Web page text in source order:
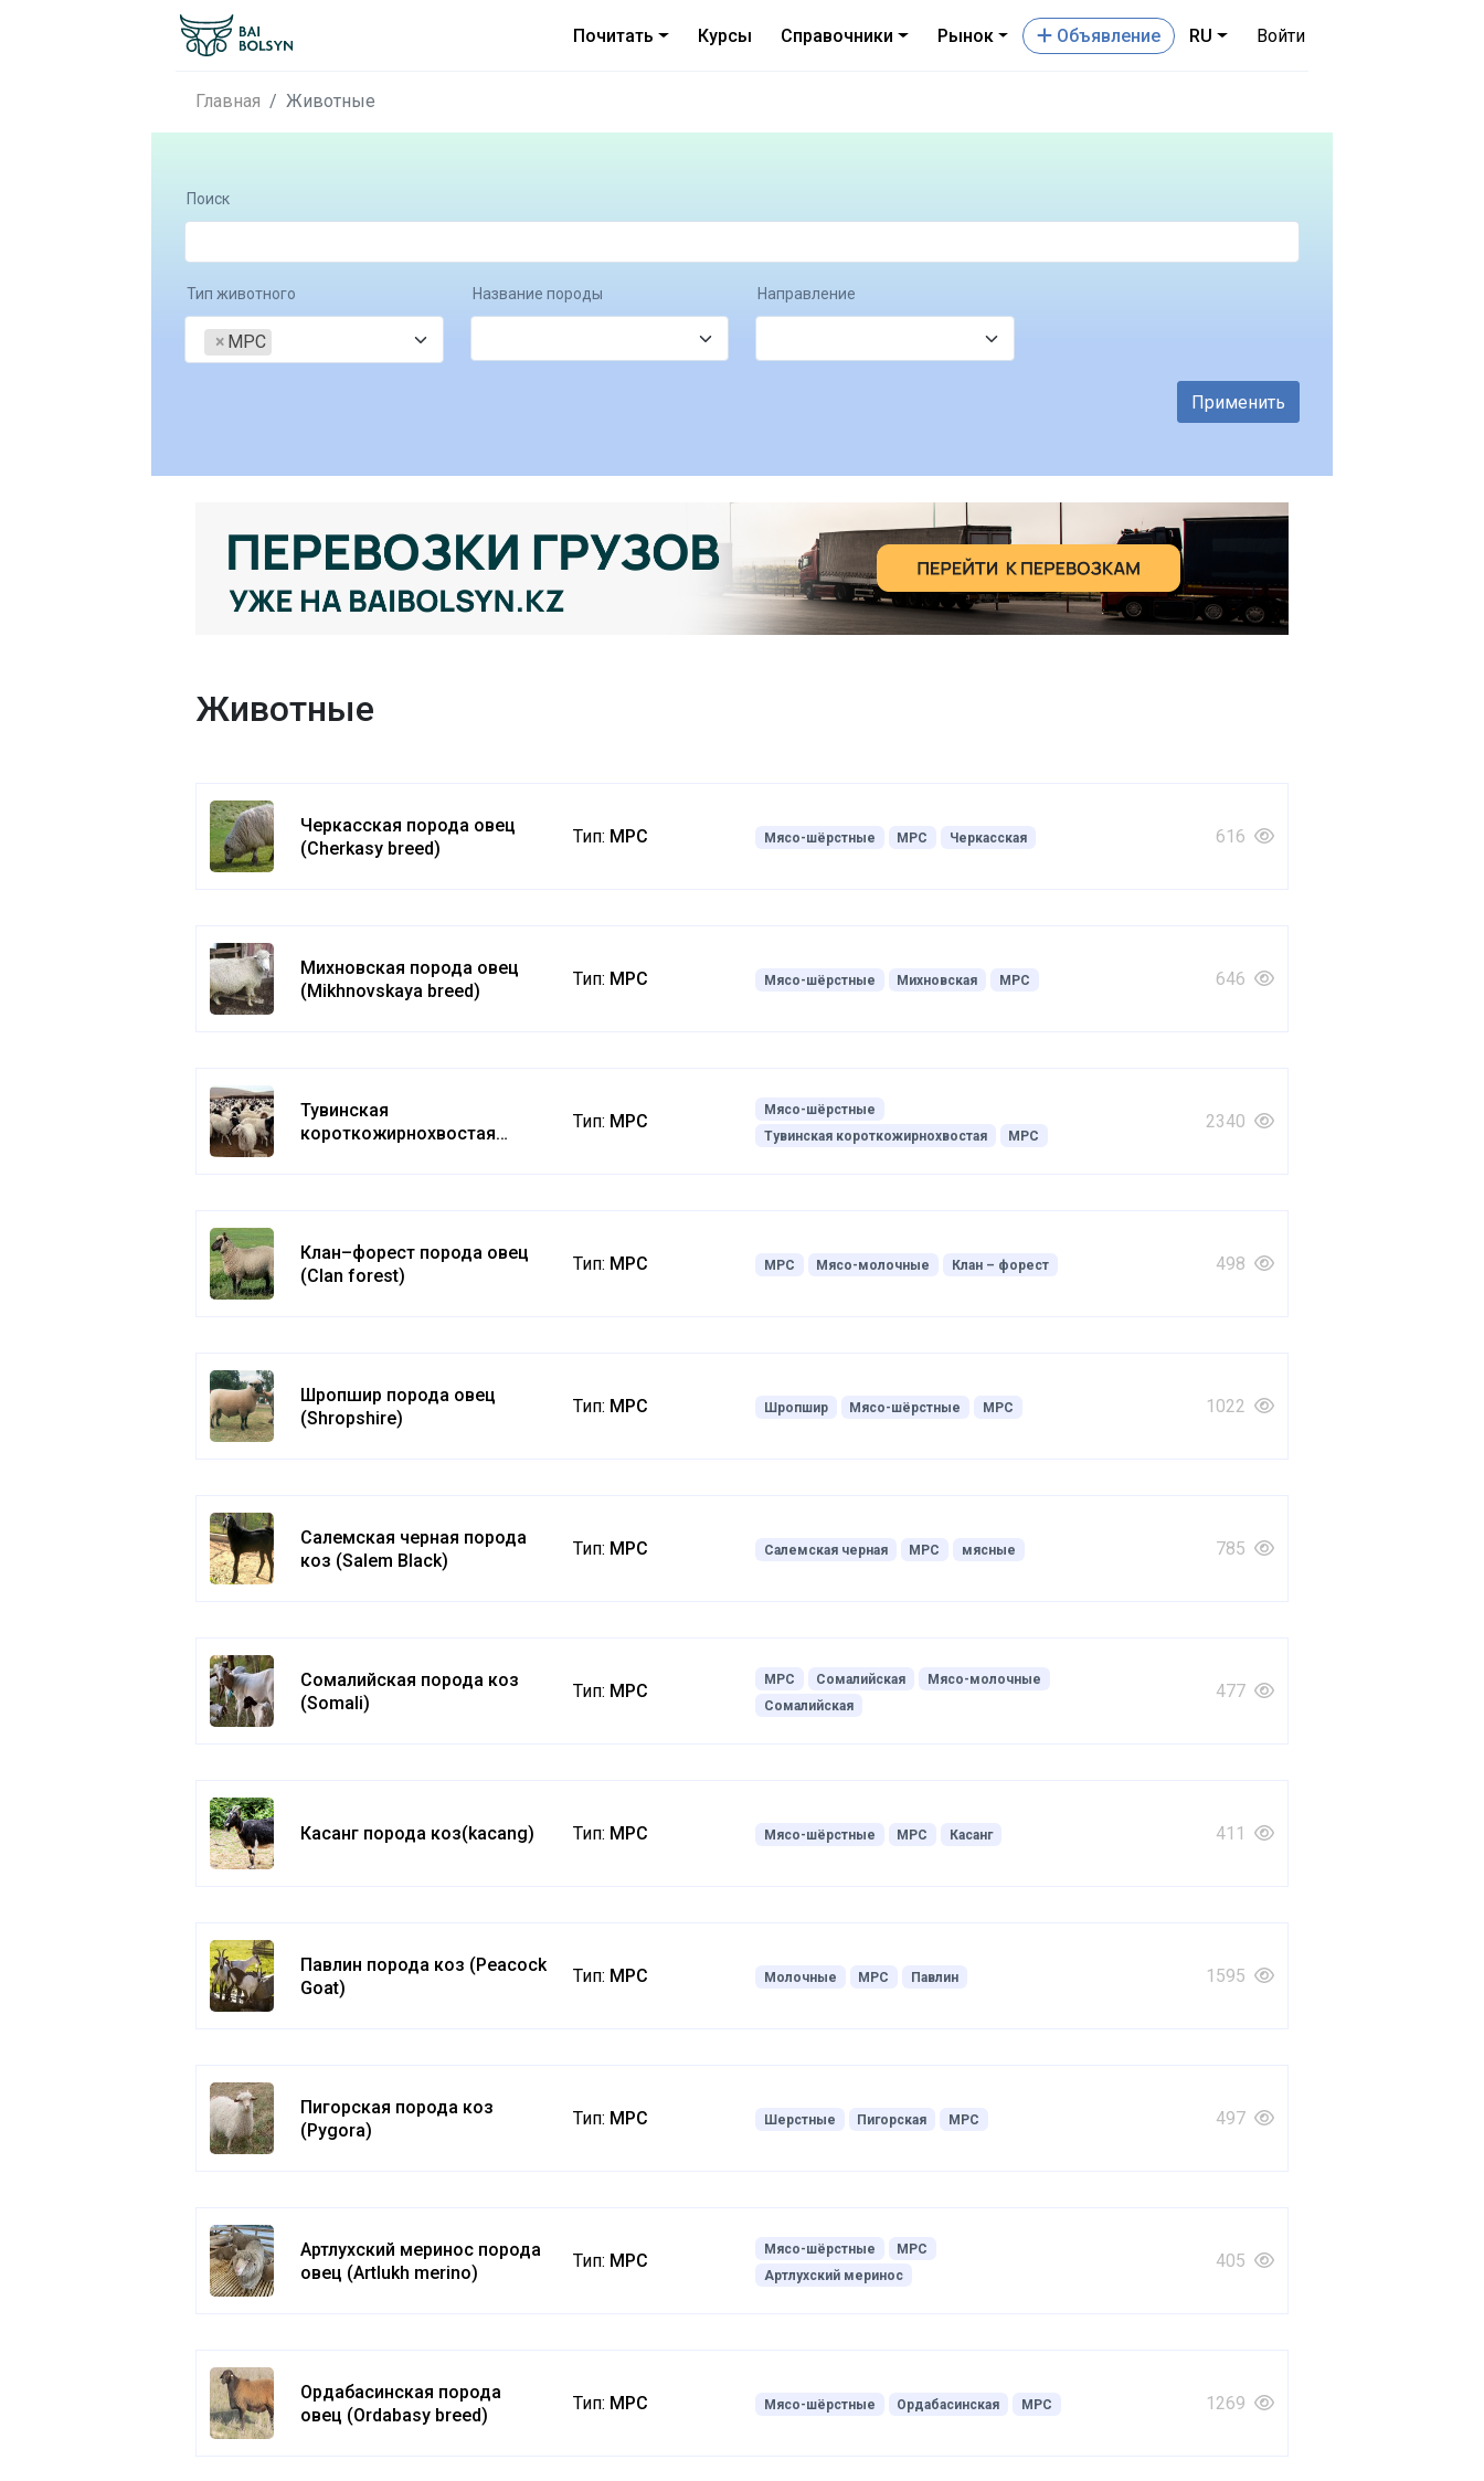
Почитать Курсы Справочники Рынок Oбъявление RU Войти
Главная Животные
Поиск
Тип животного
× МРС
Название породы Направление
Применить
Животные
Черкасская порода овец
(Cherkasy breed)
Тип: МРС Мясо-шёрстные МРС Черкасская 616
Михновская порода овец
(Mikhnovskaya breed)
Тип: МРС Мясо-шёрстные Михновская МРС 646
Тувинская
короткожирнохвостая
Тип: МРС
Мясо-шёрстные
Тувинская короткожирнохвостая
МРС
2340
Клан–форест порода овец
(Clan forest)
Тип: МРС МРС Мясо-молочные Клан – форест 498
Шропшир порода овец
(Shropshire)
Тип: МРС Шропшир Мясо-шёрстные МРС 1022
Салемская черная порода
коз (Salem Black)
Тип: МРС Салемская черная МРС мясные 785
Сомалийская порода коз
(Somali)
Тип: МРС
МРС Сомалийская
Мясо-молочные
Сомалийская
477
Касанг порода коз(kacang) Тип: МРС Мясо-шёрстные МРС Касанг 411
Павлин порода коз (Peacock
Goat)
Тип: МРС Молочные МРС Павлин 1595
Пигорская порода коз
(Pygora)
Тип: МРС Шерстные Пигорская МРС 497
Артлухский меринос порода
овец (Artlukh merino)
Тип: МРС
Мясо-шёрстные
МРС
Артлухский меринос
405
Ордабасинская порода
овец (Ordabasy breed)
Тип: МРС Мясо-шёрстные Ордабасинская МРС 1269